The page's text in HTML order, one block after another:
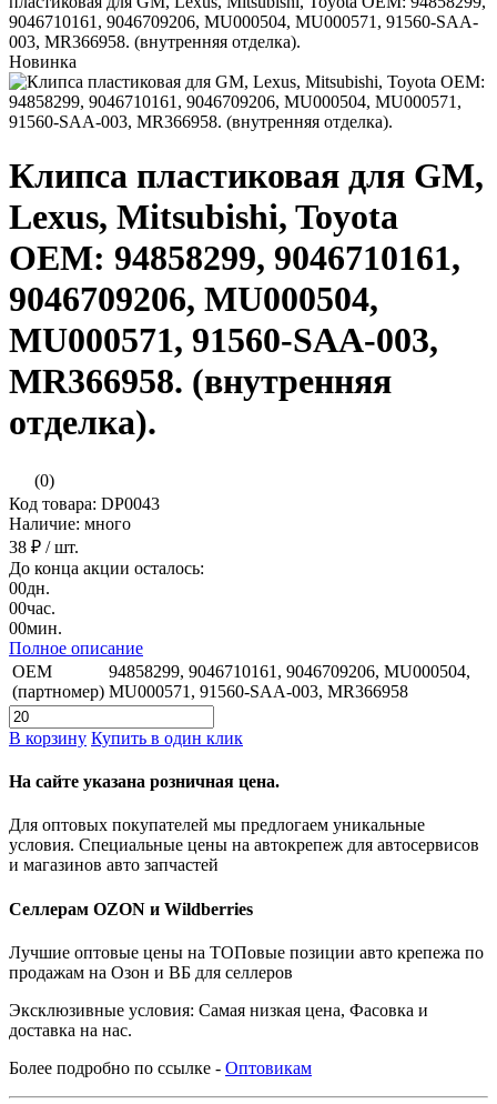
9046710161, 9046709206, MU000504, MU000571, 91560-SAA-
003, MR366958. (внутренняя отделка).
Новинка
Клипса пластиковая для GM,
Lexus, Mitsubishi, Toyota
ОЕМ: 94858299, 9046710161,
9046709206, MU000504,
MU000571, 91560-SAA-003,
MR366958. (внутренняя
отделка).
(0)
Код товара: DP0043
Наличие: много
38 ₽ / шт.
До конца акции осталось:
00дн.
00час.
00мин.
Полное описание
OEM
(партномер)
94858299, 9046710161, 9046709206, MU000504,
MU000571, 91560-SAA-003, MR366958
В корзину Купить в один клик
На сайте указана розничная цена.
Для оптовых покупателей мы предлогаем уникальные
условия. Специальные цены на автокрепеж для автосервисов
и магазинов авто запчастей
Селлерам OZON и Wildberries
Лучшие оптовые цены на ТОПовые позиции авто крепежа по
продажам на Озон и ВБ для селлеров
Эксклюзивные условия: Самая низкая цена, Фасовка и
доставка на нас.
Более подробно по ссылке - Оптовикам